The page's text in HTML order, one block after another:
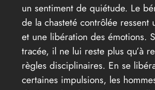
un sentiment de quiétude. Le
de la chasteté contrôlée ressent
et une libération des émotions.
tracée, il ne lui reste plus qu’à
règles disciplinaires. En se
certaines impulsions, les